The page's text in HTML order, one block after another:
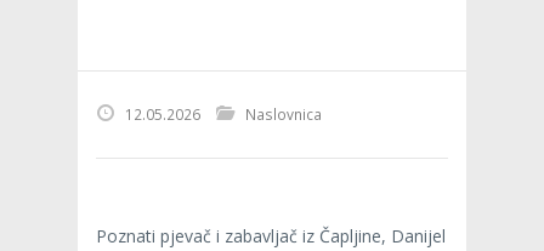
12.05.2026 Naslovnica
Poznati pjevač i zabavljač iz Čapljine, Danijel